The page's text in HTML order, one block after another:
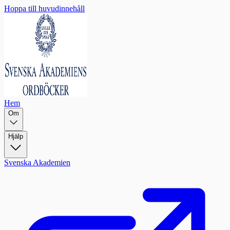
Hoppa till huvudinnehåll
Hem
Om
Hjälp
Svenska Akademien